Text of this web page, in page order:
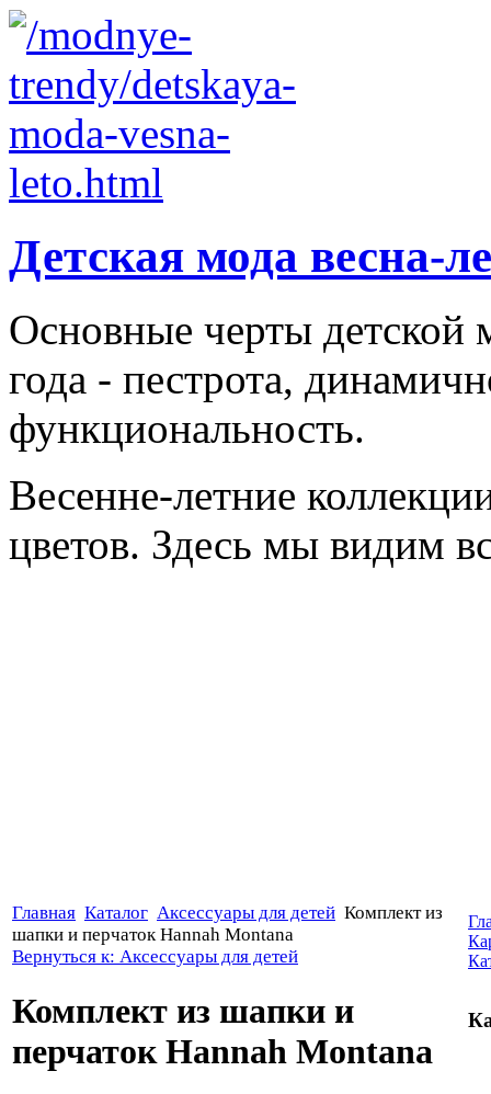
Детская мода весна-
Основные черты детской
года - пестрота,
функциональность.
Весенне-летние
цветов. Здесь мы видим
Главная Каталог Аксессуары для детей Комплект из
шапки и перчаток Hannah Montana
Вернуться к: Аксессуары для детей
Комплект из шапки и
перчаток Hannah Montana